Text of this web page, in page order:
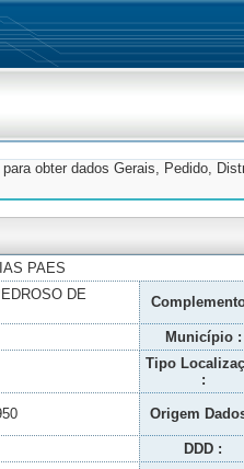
obter dados Gerais, Pedido,
PAES
DE
Município :
Tipo
:
Origem
DDD :